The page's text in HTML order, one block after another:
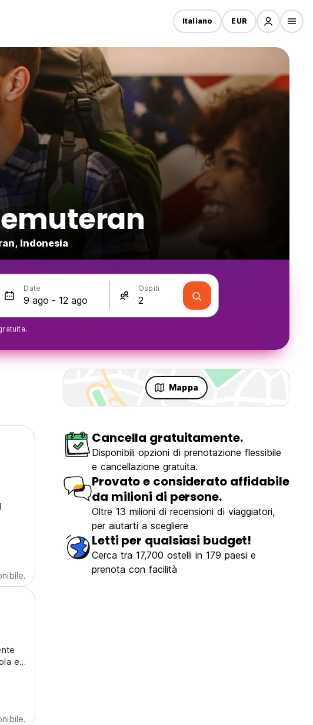
Italiano EUR
Indonesia
Date Ospiti
Mappa
e
Cancella gratuitamente.
Disponibili opzioni di prenotazione flessibile
e cancellazione gratuita.
Provato e considerato affidabile
da milioni di persone.
Oltre 13 milioni di recensioni di viaggiatori,
per aiutarti a scegliere
Letti per qualsiasi budget!
Cerca tra 17,700 ostelli in 179 paesi e
prenota con facilità